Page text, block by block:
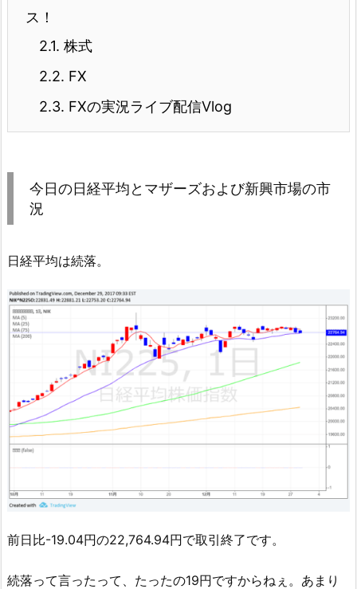
ス！
2.1. 株式
2.2. FX
2.3. FXの実況ライブ配信Vlog
今日の日経平均とマザーズおよび新興市場の市
況
日経平均は続落。
前日比-19.04円の22,764.94円で取引終了です。
続落って言ったって、たったの19円ですからねぇ。あまり